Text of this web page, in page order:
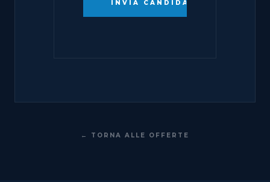
← TORNA ALLE OFFERTE